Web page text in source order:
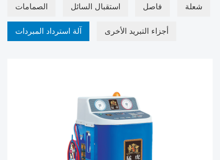
الصمامات استقبال السائل فاصل
شعلة
آلة استرداد المبردات
أجزاء التبريد الأخرى